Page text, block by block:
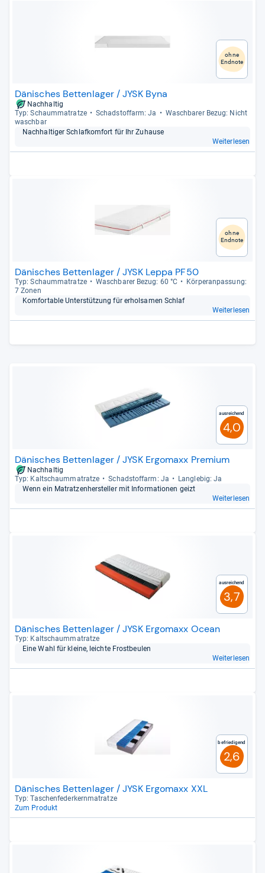
ohne
Endnote
Dänisches Bettenlager / JYSK Byna
Nachhaltig
Typ: Schaum­ma­tratze
Schad­stoff­arm: Ja
Wasch­ba­rer Bezug: Nicht
wasch­bar
Nach­hal­ti­ger Schlaf­kom­fort für Ihr Zuhause
Weiterlesen
ohne
Endnote
Dänisches Bettenlager / JYSK Leppa PF50
Typ: Schaum­ma­tratze Wasch­ba­rer Bezug: 60 °C
Kör­pe­ran­pas­sung:
7 Zonen
Kom­for­ta­ble Unter­stüt­zung für erhol­sa­men Schlaf
Weiterlesen
Ausreichend
4,0
Dänisches Bettenlager / JYSK Ergomaxx Premium
Nachhaltig
Typ: Kalt­schaum­ma­tratze
Schad­stoff­arm: Ja
Lang­le­big: Ja
Wenn ein Matrat­zen­her­stel­ler mit Infor­ma­tio­nen geizt
Weiterlesen
Ausreichend
3,7
Dänisches Bettenlager / JYSK Ergomaxx Ocean
Typ: Kalt­schaum­ma­tratze
Eine Wahl für kleine, leichte Frost­beu­len
Weiterlesen
Befriedigend
2,6
Dänisches Bettenlager / JYSK Ergomaxx XXL
Typ: Taschen­fe­der­kern­ma­tratze
Zum Produkt